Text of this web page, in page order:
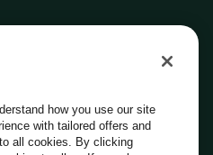
how you use our site
with tailored offers and
all cookies. By clicking